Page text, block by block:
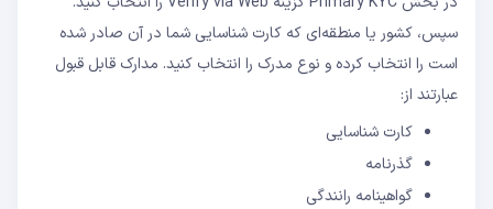
سپس، کشور یا منطقه‌ای که کارت شناسایی شما در آن صادر شده
است را انتخاب کرده و نوع مدرک را انتخاب کنید. مدارک قابل قبول
عبارتند از:
کارت شناسایی
گذرنامه
گواهینامه رانندگی